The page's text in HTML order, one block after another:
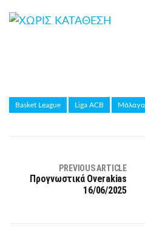
Basket League Liga ACB Μάλαγα
PREVIOUS ARTICLE
Προγνωστικά Overakias
16/06/2025